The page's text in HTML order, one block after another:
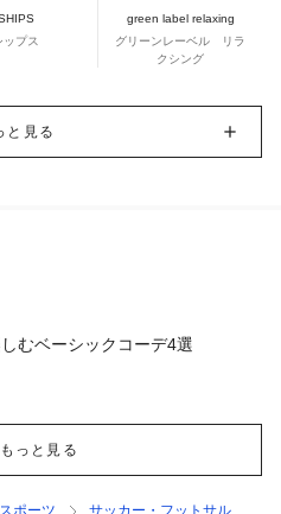
ップス
green label relaxing
グリーンレーベル リラ
クシング
と見る
むベーシックコーデ4選
っと見る